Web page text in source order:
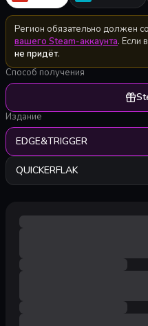
Регион обязательно должен
вашего Steam-аккаунта. Если
не придёт.
Способ получения
Издание
EDGE&TRIGGER
QUICKERFLAK